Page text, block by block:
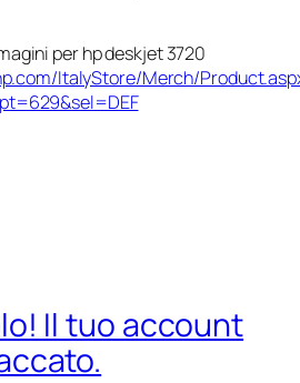
ItalyStore/Merch/
Il tuo account